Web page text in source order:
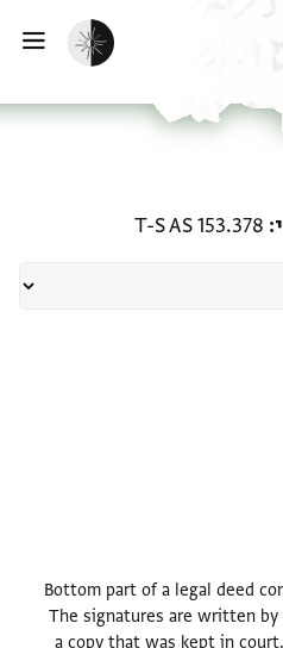
הפעלת מצב כהה
T-S AS 153.378
Bottom part of a legal deed
The signatures are written
a copy that was kept in